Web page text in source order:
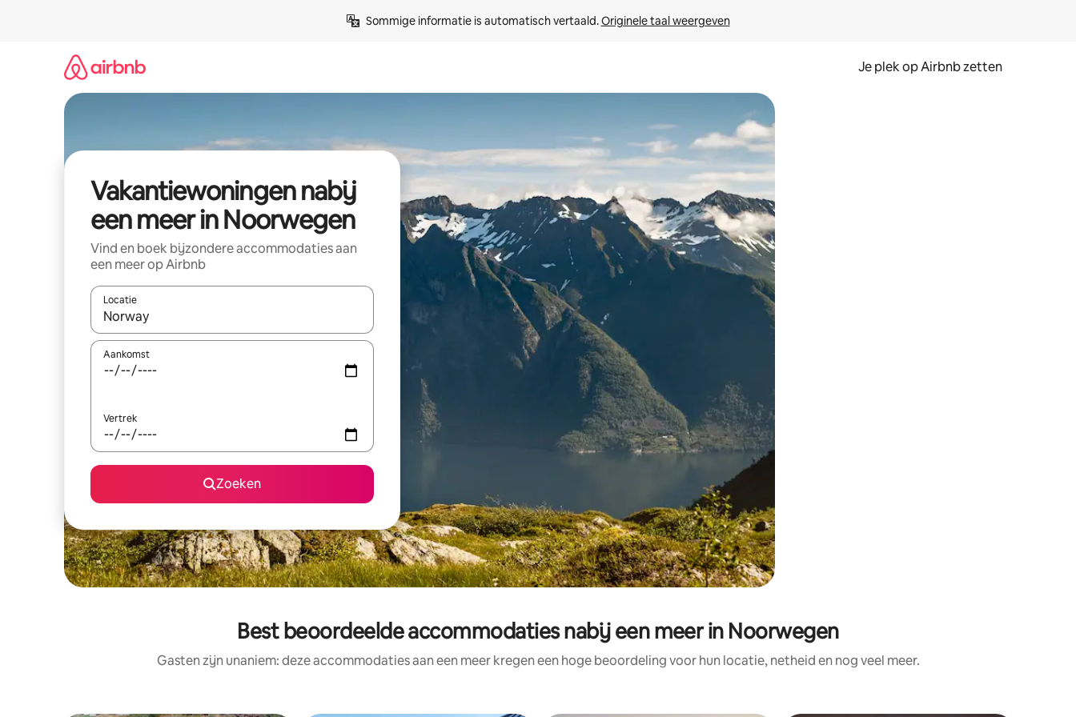
Sommige informatie is automatisch vertaald. Originele taal weergeven
Je plek op Airbnb zetten
Vakantiewoningen nabij
een meer in Noorwegen
Vind en boek bijzondere accommodaties aan
een meer op Airbnb
Locatie
Wanneer er resultaten beschikbaar zijn, maak je een keuze met je de pijltjestoetsen omhoog en omlaag, óf door te tikken of swipen.
Aankomst
Vertrek
Zoeken
Best beoordeelde accommodaties nabij een meer in Noorwegen
Gasten zijn unaniem: deze accommodaties aan een meer kregen een hoge beoordeling voor hun locatie, netheid en nog veel meer.